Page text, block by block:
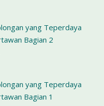
yang Teperdaya
Bagian 2
yang Teperdaya
Bagian 1